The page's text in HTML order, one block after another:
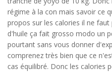
régime à la con mais savoir ce
propos sur les calories il ne faut
d'huile ça fait grosso modo un
pourtant sans vous donner
comprenez très bien que ce
cas équilibré. Donc les calories